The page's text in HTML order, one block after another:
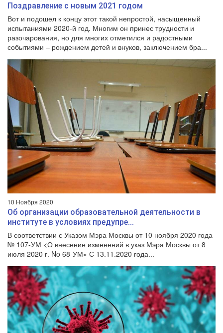
Поздравление с новым 2021 годом
Вот и подошел к концу этот такой непростой, насыщенный
испытаниями 2020-й год. Многим он принес трудности и
разочарования, но для многих отметился и радостными
событиями – рождением детей и внуков, заключением бра...
10 Ноября 2020
Об организации образовательной деятельности в
институте в условиях предупре...
В соответствии с Указом Мэра Москвы от 10 ноября 2020 года
№ 107-УМ <О внесение изменений в указ Мэра Москвы от 8
июля 2020 г. No 68-УМ» С 13.11.2020 года...